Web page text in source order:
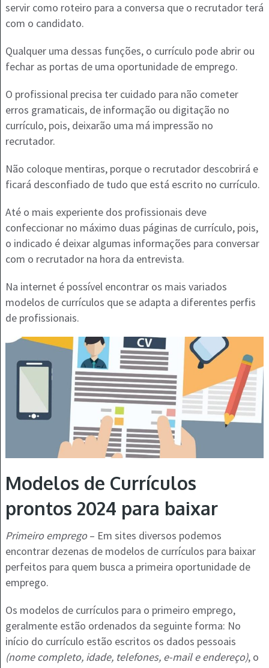
servir como roteiro para a conversa que o recrutador terá
com o candidato.
Qualquer uma dessas funções, o currículo pode abrir ou
fechar as portas de uma oportunidade de emprego.
O profissional precisa ter cuidado para não cometer
erros gramaticais, de informação ou digitação no
currículo, pois, deixarão uma má impressão no
recrutador.
Não coloque mentiras, porque o recrutador descobrirá e
ficará desconfiado de tudo que está escrito no currículo.
Até o mais experiente dos profissionais deve
confeccionar no máximo duas páginas de currículo, pois,
o indicado é deixar algumas informações para conversar
com o recrutador na hora da entrevista.
Na internet é possível encontrar os mais variados
modelos de currículos que se adapta a diferentes perfis
de profissionais.
Modelos de Currículos
prontos 2024 para baixar
Primeiro emprego– Em sites diversos podemos
encontrar dezenas de modelos de currículos para baixar
perfeitos para quem busca a primeira oportunidade de
emprego.
Os modelos de currículos para o primeiro emprego,
geralmente estão ordenados da seguinte forma: No
início do currículo estão escritos os dados pessoais
(nome completo, idade, telefones, e-mail e endereço), o